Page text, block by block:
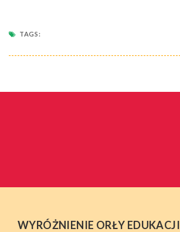
TAGS:
WYRÓŻNIENIE ORŁY EDUKACJI